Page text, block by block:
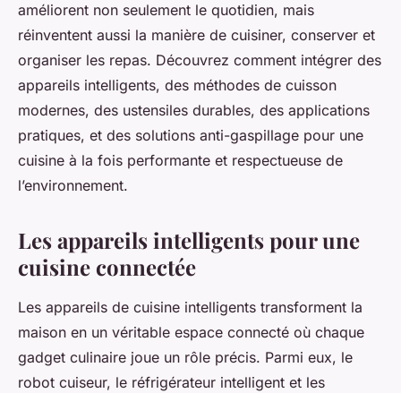
améliorent non seulement le quotidien, mais
réinventent aussi la manière de cuisiner, conserver et
organiser les repas. Découvrez comment intégrer des
appareils intelligents, des méthodes de cuisson
modernes, des ustensiles durables, des applications
pratiques, et des solutions anti-gaspillage pour une
cuisine à la fois performante et respectueuse de
l’environnement.
Les appareils intelligents pour une
cuisine connectée
Les appareils de cuisine intelligents transforment la
maison en un véritable espace connecté où chaque
gadget culinaire joue un rôle précis. Parmi eux, le
robot cuiseur, le réfrigérateur intelligent et les